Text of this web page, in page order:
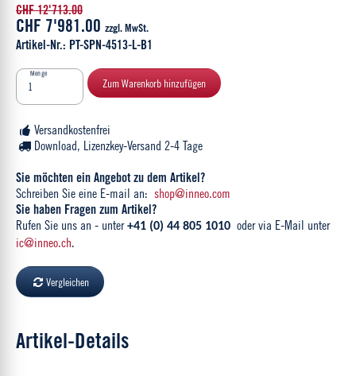
CHF 12'713.00
CHF 7'981.00 zzgl. MwSt.
Artikel-Nr.: PT-SPN-4513-L-B1
Menge
Zum Warenkorb hinzufügen
Versandkostenfrei
Download, Lizenzkey-Versand 2-4 Tage
Sie möchten ein Angebot zu dem Artikel?
Schreiben Sie eine E-mail an: shop@inneo.com
Sie haben Fragen zum Artikel?
Rufen Sie uns an - unter+41 (0) 44 805 1010 oder via E-Mail unter
ic@inneo.ch.
Vergleichen
Artikel-Details